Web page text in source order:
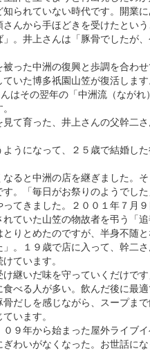
られていない時代です。開業
んから手ほどきを受けたという
。井上さんは「豚骨でしたが
った中洲の復興と歩調を合わせ
いた博多祇園山笠が復活します
はその翌年の「中洲流（なが
て育った、井上さんの父幹二
うになって、２５歳で結婚し
なると中洲の店を継ぎました。
。「毎日がお祭りのようでした
てきました。２００１年７月
ていた山笠の物故者を弔う「
りとめたのですが、半身不随
。１９歳で店に入って、幹二
ています。
け継いだ味を守っていくだけで
べる人が多い。飲んだ後に最
だしを感じながら、スープまで
います。
９年から始まった屋外ライブ
わいがなくなった。お世話に